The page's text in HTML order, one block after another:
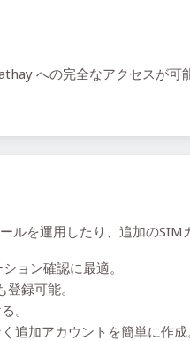
への完全なアクセスが
を運用したり、追加のSIM
ョン確認に最適。
録可能。
。
追加アカウントを簡単に作成